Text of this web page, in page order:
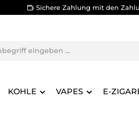
Sichere Zahlung mit den
KOHLE VAPES E-